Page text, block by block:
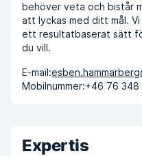
behöver veta och bistår
att lyckas med ditt mål.
ett resultatbaserat sätt
du vill.
E-mail:
Mobilnummer:+46 76 348
Expertis